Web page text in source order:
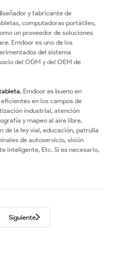
y fabricante de
computadoras portátiles,
un proveedor de soluciones
Emdoor es uno de los
del sistema
del ODM y del OEM de
, Emdoor es bueno en
en los campos de
industrial, atención
y mapeo al aire libre,
de la ley vial, educación, patrulla
de autoservicio, visión
inteligente, Etc. Si es necesario,
Siguiente